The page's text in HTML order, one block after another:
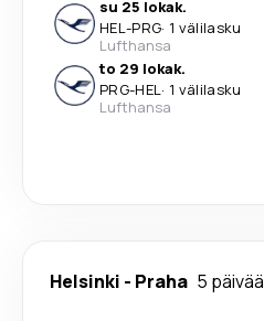
su 25 lokak.
HEL-PRG· 1 välilasku
Lufthansa
to 29 lokak.
PRG-HEL· 1 välilasku
Lufthansa
Helsinki - Praha 5 päivää